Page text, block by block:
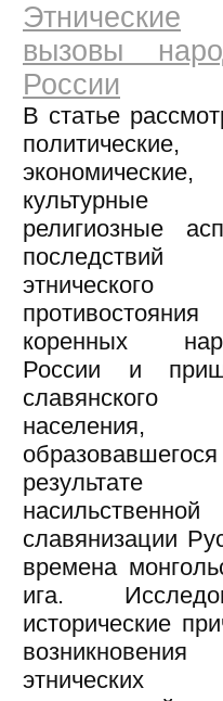
Этнические
вызовы
России
В статье
политические,
экономические,
религиозные
последствий
этнического
противостояния
коренных
России и
славянского
населения,
результате
насильственной
славянизации
времена
ига.
исторические
возникновения
этнических